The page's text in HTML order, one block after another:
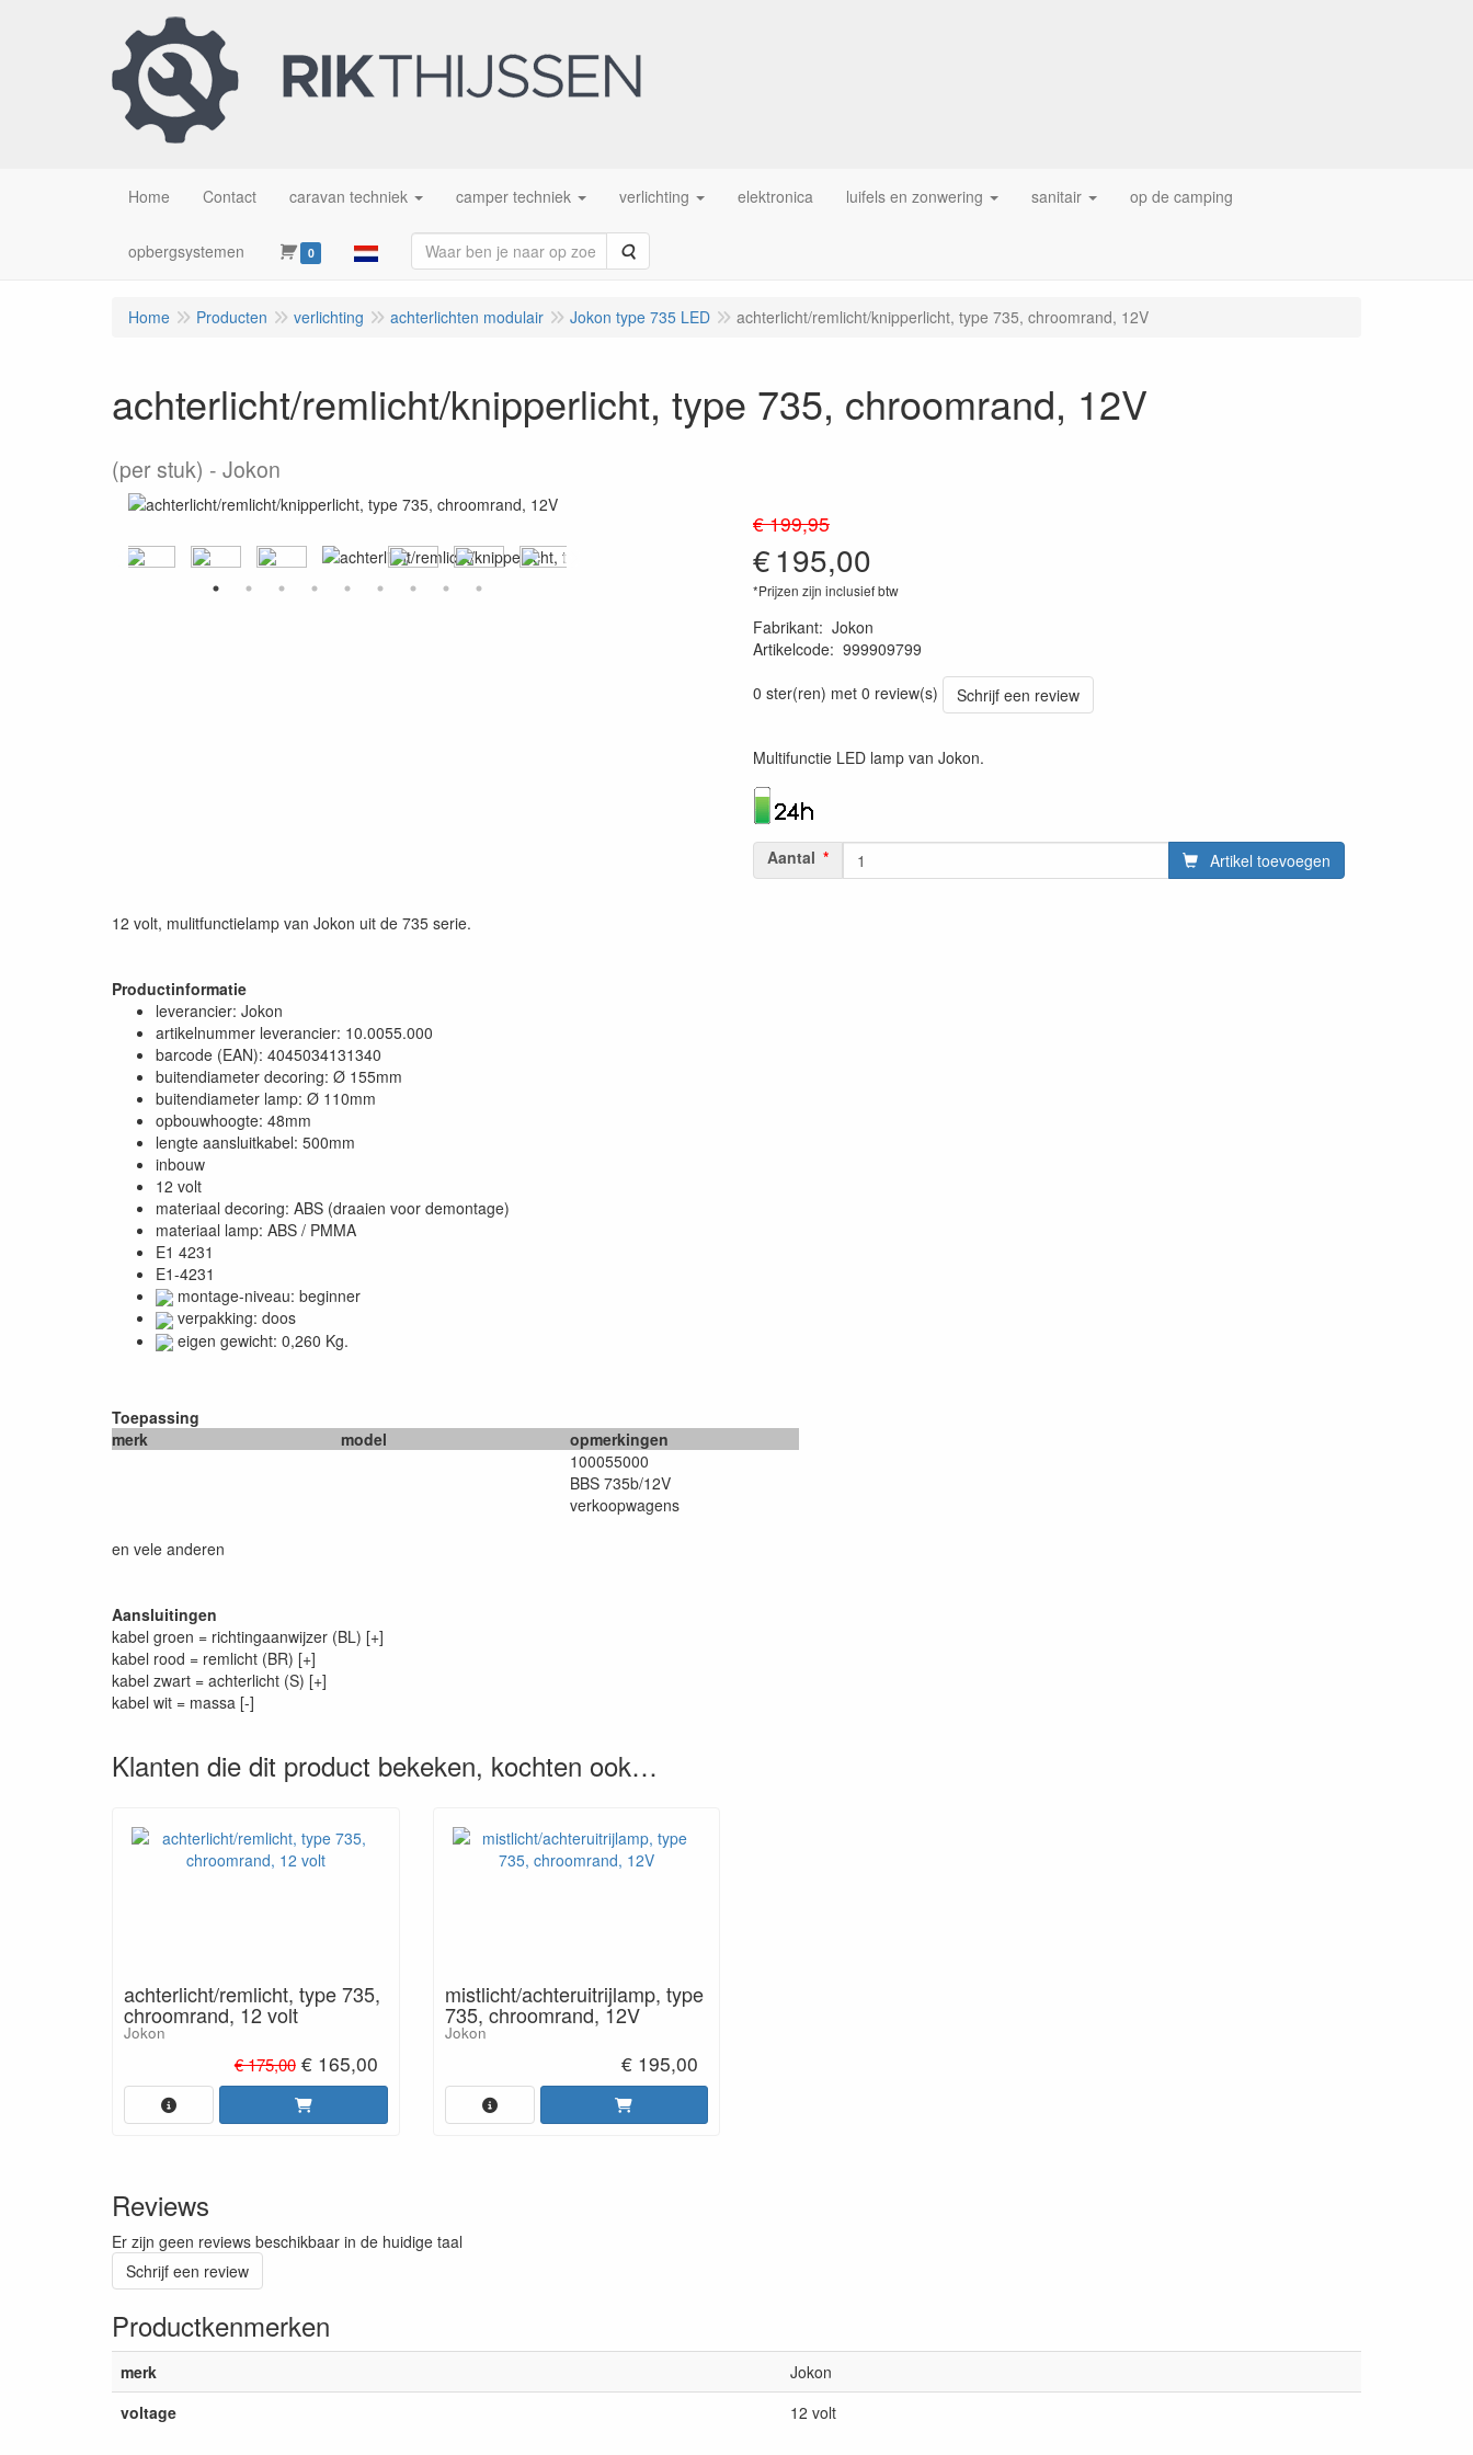
Home Contact caravan techniek camper techniek verlichting elektronica luifels en zonwering sanitair op de camping
opbergsystemen 0 Zoeken
Home Producten verlichting achterlichten modulair Jokon type 735 LED achterlicht/remlicht/knipperlicht, type 735, chroomrand, 12V
achterlicht/remlicht/knipperlicht, type 735, chroomrand, 12V
(per stuk) Jokon
€ 199,95
€195,00
*Prijzen zijn inclusief btw
Fabrikant: Jokon
Artikelcode: 999909799
0 ster(ren) met 0 review(s)
Schrijf een review
Multifunctie LED lamp van Jokon.
Aantal Artikel toevoegen
12 volt, mulitfunctielamp van Jokon uit de 735 serie.
Productinformatie
leverancier: Jokon
artikelnummer leverancier: 10.0055.000
barcode (EAN): 4045034131340
buitendiameter decoring: Ø 155mm
buitendiameter lamp: Ø 110mm
opbouwhoogte: 48mm
lengte aansluitkabel: 500mm
inbouw
12 volt
materiaal decoring: ABS (draaien voor demontage)
materiaal lamp: ABS / PMMA
E1 4231
E1-4231
montage-niveau: beginner
verpakking: doos
eigen gewicht: 0,260 Kg.
Toepassing
merk
model
opmerkingen
100055000
BBS 735b/12V
verkoopwagens
en vele anderen
Aansluitingen
kabel groen = richtingaanwijzer (BL) [+]
kabel rood = remlicht (BR) [+]
kabel zwart = achterlicht (S) [+]
kabel wit = massa [-]
Klanten die dit product bekeken, kochten ook…
achterlicht/remlicht, type 735,
chroomrand, 12 volt
Jokon
€ 175,00€ 165,00
mistlicht/achteruitrijlamp, type
735, chroomrand, 12V
Jokon
€ 195,00
Reviews
Er zijn geen reviews beschikbaar in de huidige taal
Schrijf een review
Productkenmerken
merk
Jokon
voltage
12 volt